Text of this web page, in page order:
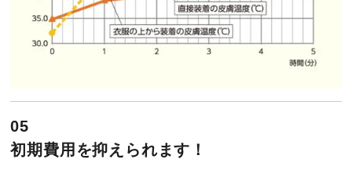
05
初期費用を抑えられます！